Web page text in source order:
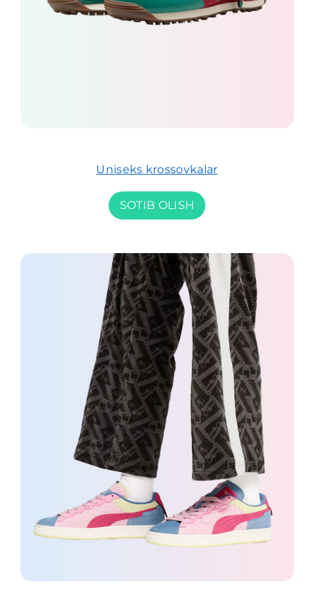
Uniseks krossovkalar
SOTIB OLISH